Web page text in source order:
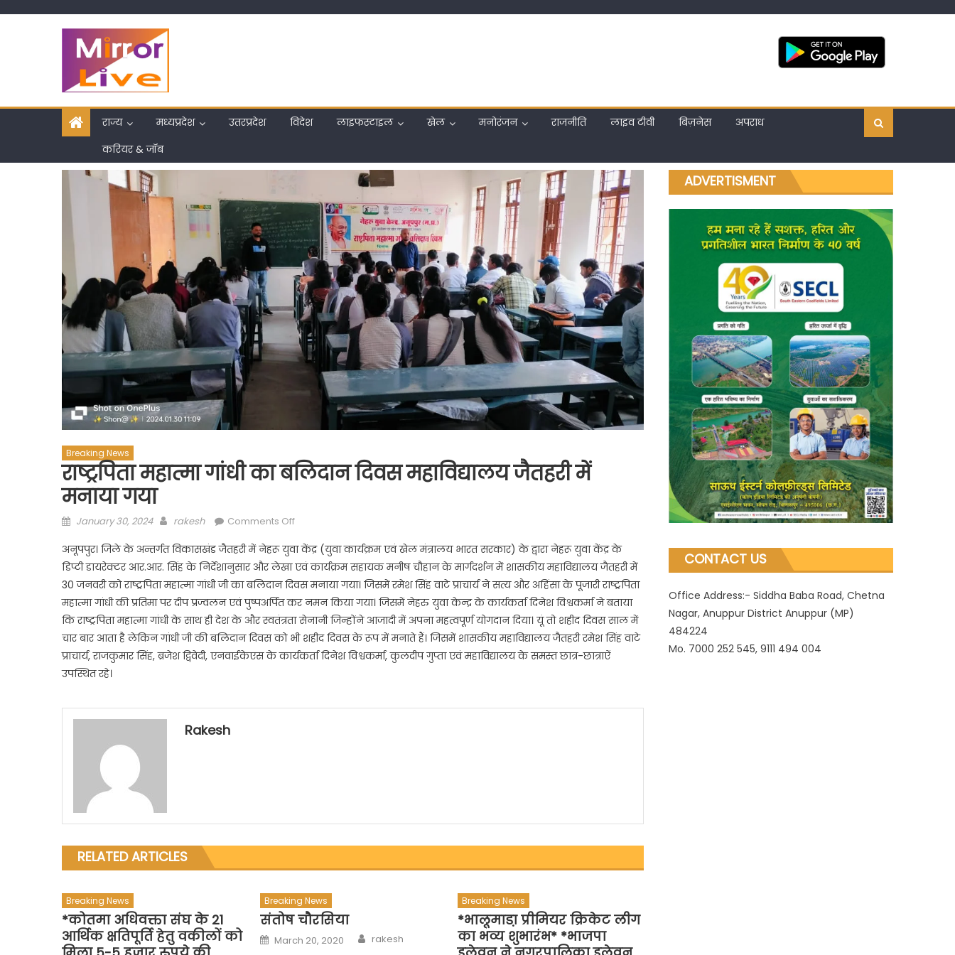
राज्य मध्यप्रदेश उतरप्रदेश विदेश लाइफस्टाइल खेल मनोरंजन राजनीति लाइव टीवी बिज़नेस
अपराध
करियर & जॉब
Breaking News
राष्ट्रपिता महात्मा गांधी का बलिदान दिवस महाविद्यालय जैतहरी में
मनाया गया
Posted
January 30, 2024 Author
rakesh Comments Offon
महात्मा
गांधी
का
बलिदान
दिवस
महाविद्यालय
जैतहरी
अनूपपुर। जिले के अन्तर्गत विकासखंड जैतहरी में नेहरू युवा केंद्र (युवा कार्यक्रम एवं खेल मंत्रालय भारत सरकार) के द्वारा नेहरू युवा केंद्र के
डिप्टी डायरेक्टर आर.आर. सिंह के निर्देशानुसार और लेखा एवं कार्यक्रम सहायक मनीष चौहान के मार्गदर्शन में शासकीय महाविद्यालय जैतहरी में
30 जनवरी को राष्ट्रपिता महात्मा गांधी जी का बलिदान दिवस मनाया गया। जिसमें रमेश सिंह वाटे प्राचार्य ने सत्य और अहिंसा के पूजारी राष्ट्रपिता
महात्मा गांधी की प्रतिमा पर दीप प्रज्वलन एवं पुष्पअर्पित कर नमन किया गया। जिसमें नेहरु युवा केन्द्र के कार्यकर्ता दिनेश विश्वकर्मा ने बताया
कि राष्ट्रपिता महात्मा गांधी के साथ ही देश के और स्वतंत्रता सेनानी जिन्होंने आजादी में अपना महत्वपूर्ण योगदान दिया। यूं तो शहीद दिवस साल में
चार बार आता है लेकिन गांधी जी की बलिदान दिवस को भी शहीद दिवस के रूप में मनाते हैं। जिसमें शासकीय महाविद्यालय जैतहरी रमेश सिंह वाटे
प्राचार्य, राजकुमार सिंह, ब्रजेश द्विवेदी, एनवाईकेएस के कार्यकर्ता दिनेश विश्वकर्मा, कुलदीप गुप्ता एवं महाविद्यालय के समस्त छात्र-छात्राऐं
उपस्थित रहे।
Rakesh
RELATED ARTICLES
Breaking News
*कोतमा अधिवक्ता संघ के 21
आर्थिक क्षतिपूर्ति हेतु वकीलों को
Breaking News
संतोष चौरसिया
Posted
on
March 20, 2020 Author
rakesh
Breaking News
*भालूमाडा़ प्रीमियर क्रिकेट लीग
का भव्य शुभारंभ* *भाजपा
ADVERTISMENT
CONTACT US
Office Address:- Siddha Baba Road, Chetna
Nagar, Anuppur District Anuppur (MP)
484224
Mo. 7000 252 545, 9111 494 004